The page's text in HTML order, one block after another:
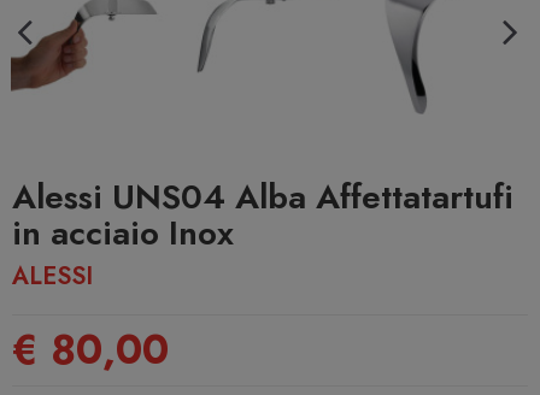
Alessi UNS04 Alba Affettatartufi
in acciaio Inox
ALESSI
€ 80,00